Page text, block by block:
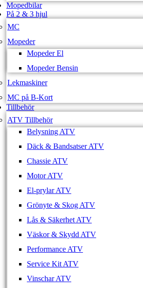
Mopedbilar
På 2 & 3 hjul
MC
Mopeder
Mopeder El
Mopeder Bensin
Lekmaskiner
MC på B-Kort
Tillbehör
ATV Tillbehör
Belysning ATV
Däck & Bandsatser ATV
Chassie ATV
Motor ATV
El-prylar ATV
Grönyte & Skog ATV
Lås & Säkerhet ATV
Väskor & Skydd ATV
Performance ATV
Service Kit ATV
Vinschar ATV